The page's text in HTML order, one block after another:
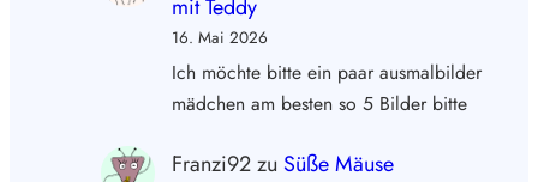
mit Teddy
16. Mai 2026
Ich möchte bitte ein paar ausmalbilder
mädchen am besten so 5 Bilder bitte
Franzi92zu Süße Mäuse